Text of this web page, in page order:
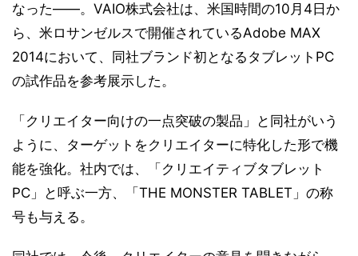
なった――。VAIO株式会社は、米国時間の10月4日か
ら、米ロサンゼルスで開催されているAdobe MAX
2014において、同社ブランド初となるタブレットPC
の試作品を参考展示した。
「クリエイター向けの一点突破の製品」と同社がいう
ように、ターゲットをクリエイターに特化した形で機
能を強化。社内では、「クリエイティブタブレット
PC」と呼ぶ一方、「THE MONSTER TABLET」の称
号も与える。